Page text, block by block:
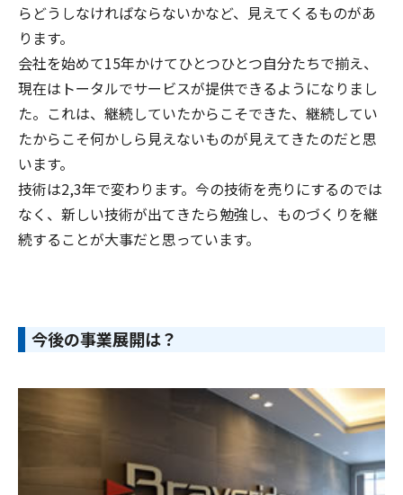
らどうしなければならないかなど、見えてくるものがあ
ります。
会社を始めて15年かけてひとつひとつ自分たちで揃え、
現在はトータルでサービスが提供できるようになりまし
た。これは、継続していたからこそできた、継続してい
たからこそ何かしら見えないものが見えてきたのだと思
います。
技術は2,3年で変わります。今の技術を売りにするのでは
なく、新しい技術が出てきたら勉強し、ものづくりを継
続することが大事だと思っています。
今後の事業展開は？